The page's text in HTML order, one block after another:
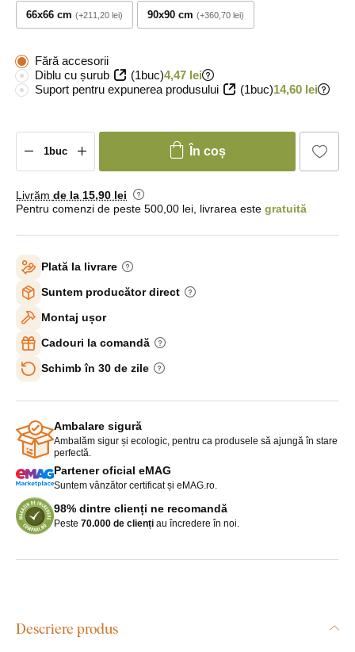
66x66 cm +211,20 lei 90x90 cm +360,70 lei
Fără accesorii
Diblu cu șurub
(1buc)4,47 lei
Suport pentru expunerea produsului
(1buc)14,60 lei
În coș
Livrăm de la 15,90 lei
Pentru comenzi de peste 500,00 lei, livrarea este gratuită
Plată la livrare
Suntem producător direct
Montaj ușor
Cadouri la comandă
Schimb în 30 de zile
Ambalare sigură
Ambalăm sigur și ecologic, pentru ca produsele să ajungă în stare
perfectă.
Partener oficial eMAG
Suntem vânzător certificat și eMAG.ro.
98% dintre clienți ne recomandă
Peste 70.000 de clienți au încredere în noi.
Descriere produs